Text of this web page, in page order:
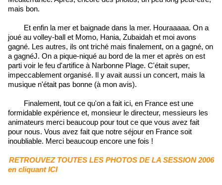
mais bon.
Et enfin la mer et baignade dans la mer. Houraaaaa. On a
joué au volley-ball et Momo, Hania, Zubaidah et moi avons
gagné. Les autres, ils ont triché mais finalement, on a gagné, on
a gagnéJ. On a pique-niqué au bord de la mer et après on est
parti voir le feu d'artifice à Narbonne Plage. C'était super,
impeccablement organisé. Il y avait aussi un concert, mais la
musique n'était pas bonne (à mon avis).
Finalement, tout ce qu'on a fait ici, en France est une
formidable expérience et, monsieur le directeur, messieurs les
animateurs merci beaucoup pour tout ce que vous avez fait
pour nous. Vous avez fait que notre séjour en France soit
inoubliable. Merci beaucoup encore une fois !
RETROUVEZ TOUTES LES PHOTOS DE LA SESSION 2006
en cliquant ICI